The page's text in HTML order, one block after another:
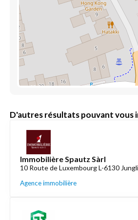
D'autres résultats pouvant vous
Immobilière Spautz Sàrl
10 Route de Luxembourg L-6130
Agence immobilière